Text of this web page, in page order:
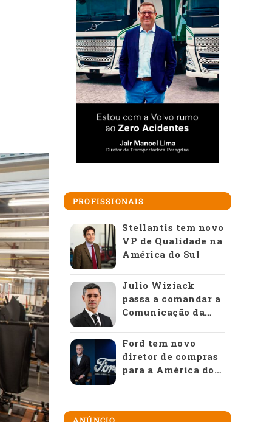
PROFISSIONAIS
Stellantis tem novo
VP de Qualidade na
América do Sul
Julio Wiziack
passa a comandar a
Comunicação da
Ford tem novo
diretor de compras
para a América do